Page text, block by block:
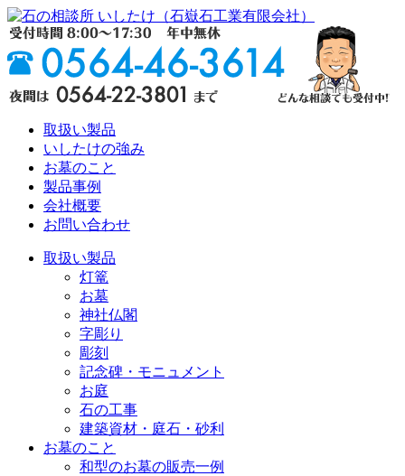
取扱い製品
いしたけの強み
お墓のこと
製品事例
会社概要
お問い合わせ
取扱い製品
灯篭
お墓
神社仏閣
字彫り
彫刻
記念碑・モニュメント
お庭
石の工事
建築資材・庭石・砂利
お墓のこと
和型のお墓の販売一例